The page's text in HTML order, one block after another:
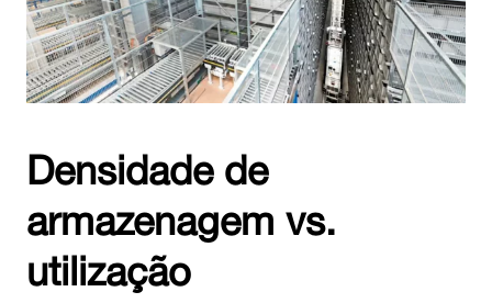
Densidade de
armazenagem vs.
utilização